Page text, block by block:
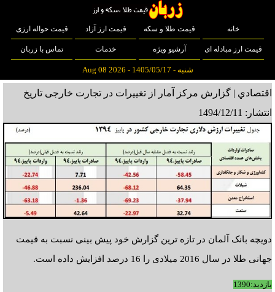
خانه قیمت طلا و سکه قیمت ارز آزاد قیمت حواله ارزی
قیمت ارز مبادله ای آرشیو ویژه خدمات تماس با زربان
شنبه - 1405/05/17 - Aug 08 2026
اقتصادي | گزارش مرکز آمار از تغییرات در تجارت خارجی تاریخ
انتشار: 1494/12/11
دویچه بانک آلمان در تازه ترین گزارش خود پیش بینی نسبت به قیمت
جهانی طلا در سال 2016 میلادی را 16 درصد افزایش داده است.
بازدید:1390